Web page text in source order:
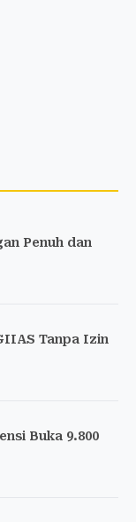
Penuh dan
Tanpa Izin
Buka 9.800